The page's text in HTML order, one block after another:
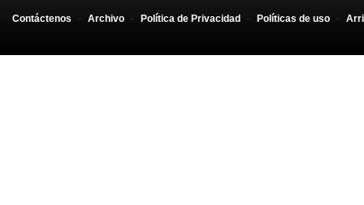
Contáctenos - Archivo - Política de Privacidad - Políticas de uso -